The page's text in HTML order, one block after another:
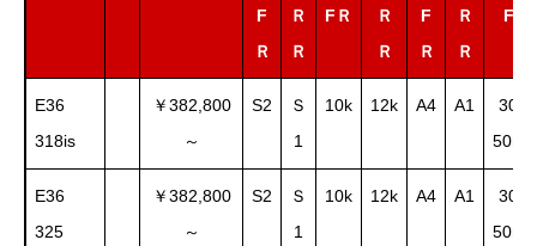
F
Ｒ
Ｒ
Ｒ
FＲ
Ｒ
Ｒ
F
Ｒ
Ｒ
Ｒ
FＲ
E36
318is
￥382,800
～
S2
Ｓ
1
10k 12k A4 A1
30～
E36
325
￥382,800
～
S2
Ｓ
1
10k 12k A4 A1
30～